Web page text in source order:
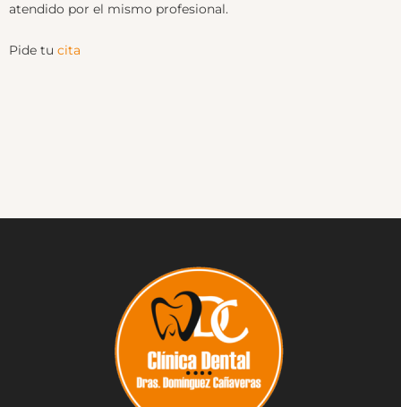
atendido por el mismo profesional.
Pide tu cita